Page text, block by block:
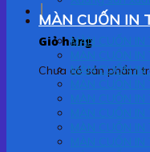
Giỏ hàng
Chưa có sản phẩm
MÀN CUỐN IN
MÀN CUỐN IN
MÀN CUỐN IN